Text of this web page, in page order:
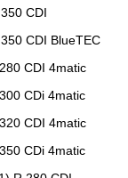
CDI
CDI BlueTEC
CDI 4matic
CDi 4matic
CDI 4matic
CDi 4matic